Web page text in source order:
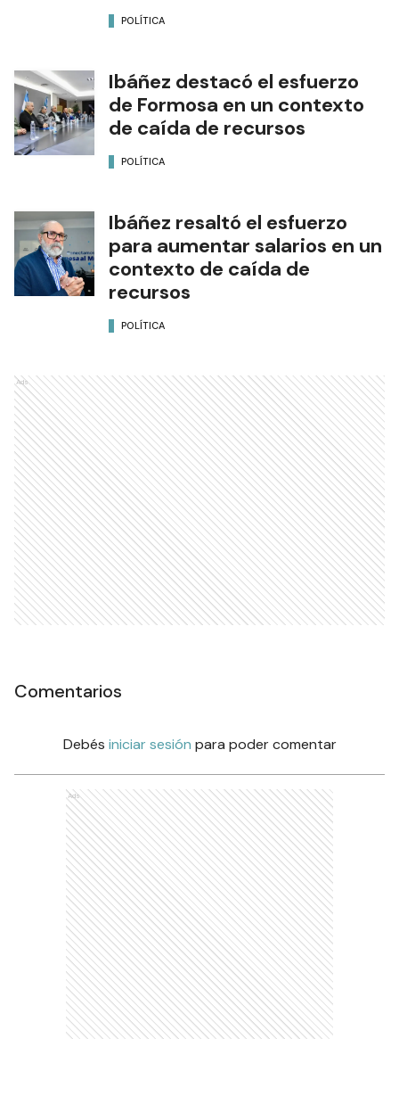
POLÍTICA
Ibáñez destacó el esfuerzo
de Formosa en un contexto
de caída de recursos
POLÍTICA
Ibáñez resaltó el esfuerzo
para aumentar salarios en un
contexto de caída de
recursos
POLÍTICA
Ads
Comentarios
Debés iniciar sesión para poder comentar
Ads